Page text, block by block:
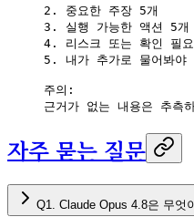
2. 중요한 주장 5개
3. 실행 가능한 액션 5개
4. 리스크 또는 확인 필
5. 내가 추가로 물어봐야
주의:
근거가 없는 내용은 추측
자주 묻는 질문
Q1. Claude Opus 4.8은 무엇